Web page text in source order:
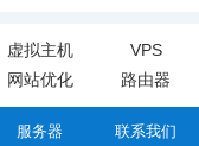
虚拟主机
VPS
网站优化 路由器
服务器 联系我们